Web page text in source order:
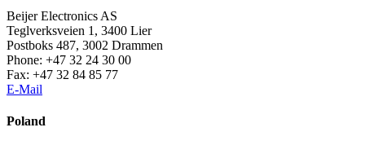
Beijer Electronics AS
Teglverksveien 1, 3400 Lier
Postboks 487, 3002 Drammen
Phone: +47 32 24 30 00
Fax: +47 32 84 85 77
E-Mail
Poland